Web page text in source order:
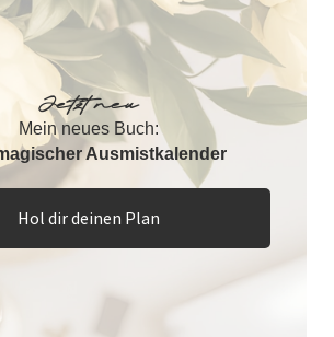
Jetzt neu
Mein neues Buch:
Ausmistkalender
Hol dir deinen Plan